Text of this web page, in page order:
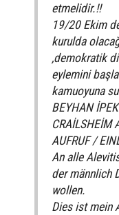
etmelidir.!!
19/20 Ekim
kurulda
,demokratik
eylemini
kamuoyuna
BEYHAN İPEK
CRAİLSHEİM
AUFRUF /
An alle
der männlich
wollen.
Dies ist mein